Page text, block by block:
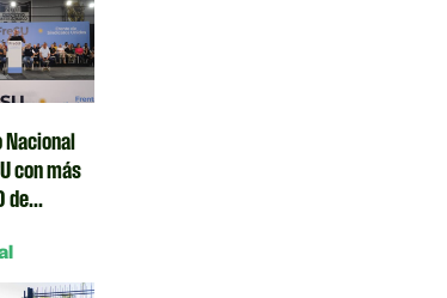
Nacional
con más
de...